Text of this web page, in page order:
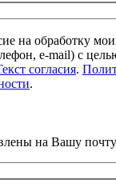
на обработку
e-mail) с
согласия.
.
на Вашу